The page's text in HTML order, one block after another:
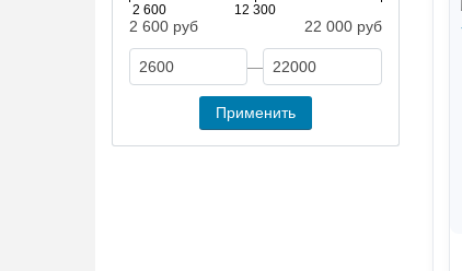
2 600 руб 22 000 руб
2 600 12 300
—